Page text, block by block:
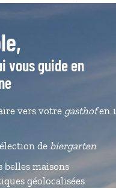
vous guide en
vers votre gasthofen 1
de biergarten
belles maisons
géolocalisées